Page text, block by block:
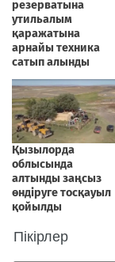
Пікірлер